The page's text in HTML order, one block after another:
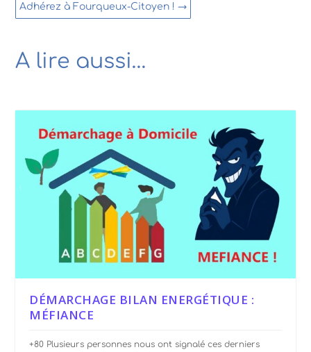
Adhérez à Fourqueux-Citoyen ! →
A lire aussi…
DÉMARCHAGE BILAN ENERGÉTIQUE :
MÉFIANCE
+80 Plusieurs personnes nous ont signalé ces derniers